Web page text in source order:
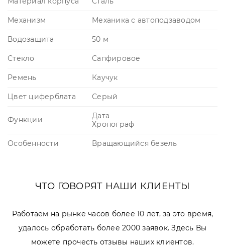
Механизм Механика с автоподзаводом
Водозащита 50 м
Стекло Сапфировое
Ремень Каучук
Цвет циферблата Серый
Функции
Дата
Хронограф
Особенности Вращающийся безель
ЧТО ГОВОРЯТ НАШИ КЛИЕНТЫ
Работаем на рынке часов более 10 лет, за это время,
удалось обработать более 2000 заявок. Здесь Вы
можете прочесть отзывы наших клиентов.